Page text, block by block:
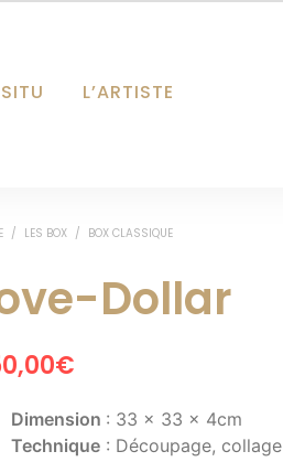
L’ARTISTE
/ LES BOX / BOX CLASSIQUE
Dollar
€
Dimension : 33 x 33 x 4cm
Technique : Découpage,